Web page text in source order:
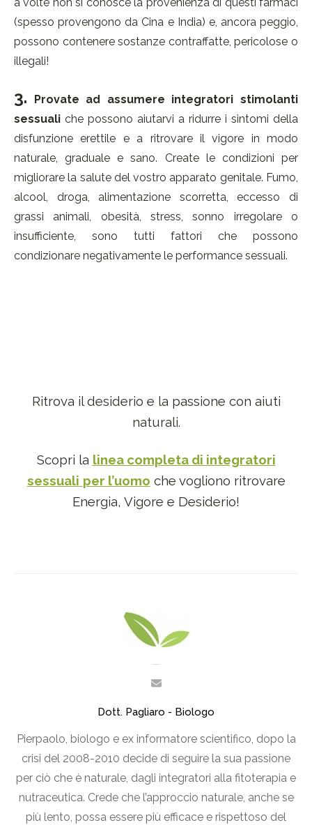
a volte non si conosce la provenienza di questi farmaci
(spesso provengono da Cina e India) e, ancora peggio,
possono contenere sostanze contraffatte, pericolose o
illegali!
3. Provate ad assumere integratori stimolanti
sessuali che possono aiutarvi a ridurre i sintomi della
disfunzione erettile e a ritrovare il vigore in modo
naturale, graduale e sano. Create le condizioni per
migliorare la salute del vostro apparato genitale. Fumo,
alcool, droga, alimentazione scorretta, eccesso di
grassi animali, obesità, stress, sonno irregolare o
insufficiente, sono tutti fattori che possono
condizionare negativamente le performance sessuali.
Ritrova il desiderio e la passione con aiuti
naturali.
Scopri la linea completa di integratori
sessuali per l’uomo che vogliono ritrovare
Energia, Vigore e Desiderio!
Dott. Pagliaro - Biologo
Pierpaolo, biologo e ex informatore scientifico, dopo la
crisi del 2008-2010 decide di seguire la sua passione
per ciò che è naturale, dagli integratori alla fitoterapia e
nutraceutica. Crede che l’approccio naturale, anche se
più lento, possa essere più efficace e rispettoso del